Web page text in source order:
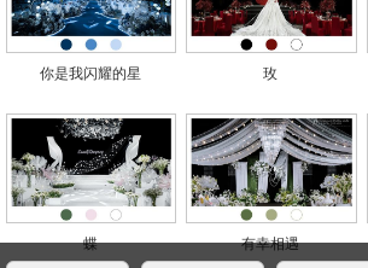
你是我闪耀的星 玫
蝶 有幸相遇